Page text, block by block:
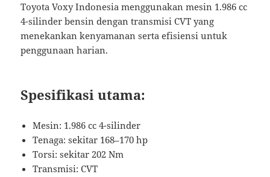
Toyota Voxy Indonesia menggunakan mesin 1.986 cc
4-silinder bensin dengan transmisi CVT yang
menekankan kenyamanan serta efisiensi untuk
penggunaan harian.
Spesifikasi utama:
Mesin: 1.986 cc 4-silinder
Tenaga: sekitar 168–170 hp
Torsi: sekitar 202 Nm
Transmisi: CVT